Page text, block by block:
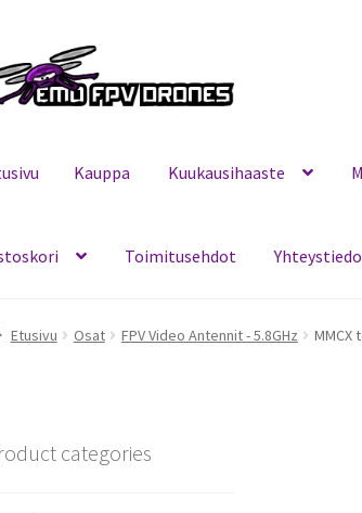
Kauppa Kuukausihaaste
Toimitusehdot
Kauppa Kuukausihaaste Mitä on FPV? Ohjeet
Etusivu Osat FPV Video Antennit - 5.8GHz MMCX
categories